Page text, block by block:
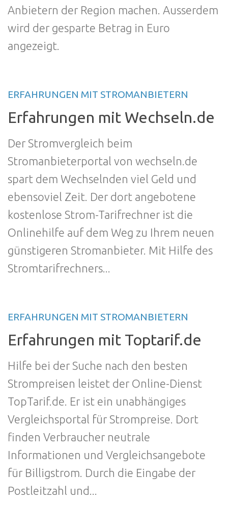
Anbietern der Region machen. Ausserdem
wird der gesparte Betrag in Euro
angezeigt.
ERFAHRUNGEN MIT STROMANBIETERN
Erfahrungen mit Wechseln.de
Der Stromvergleich beim
Stromanbieterportal von wechseln.de
spart dem Wechselnden viel Geld und
ebensoviel Zeit. Der dort angebotene
kostenlose Strom-Tarifrechner ist die
Onlinehilfe auf dem Weg zu Ihrem neuen
günstigeren Stromanbieter. Mit Hilfe des
Stromtarifrechners...
ERFAHRUNGEN MIT STROMANBIETERN
Erfahrungen mit Toptarif.de
Hilfe bei der Suche nach den besten
Strompreisen leistet der Online-Dienst
TopTarif.de. Er ist ein unabhängiges
Vergleichsportal für Strompreise. Dort
finden Verbraucher neutrale
Informationen und Vergleichsangebote
für Billigstrom. Durch die Eingabe der
Postleitzahl und...